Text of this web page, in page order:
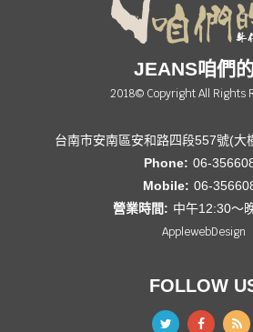
JEANS咱們
2018© Copyright All Rights
台南市安南區安和路四段557號(大
Phone: 06-
Mobile: 06-
營業時間: 中午12:30～
ApplewebDesign
FOLLOW